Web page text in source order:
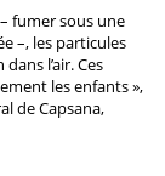
fumer sous une
–, les particules
l’air. Ces
les enfants »,
de Capsana,